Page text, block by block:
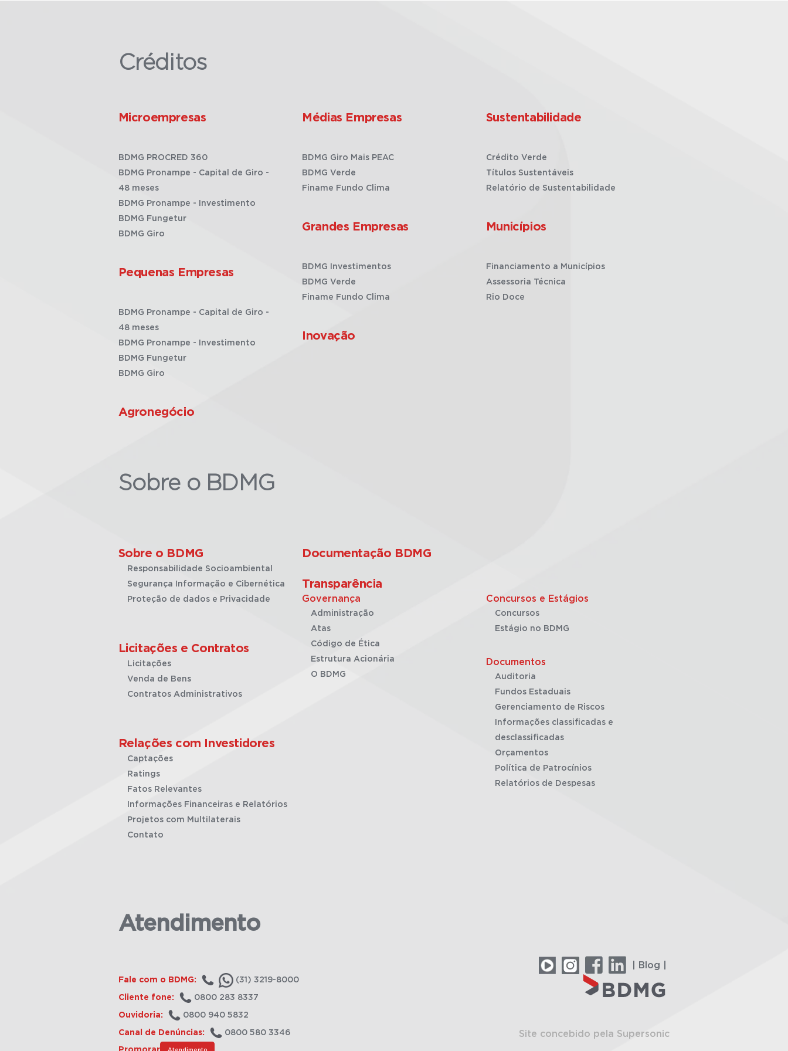
Créditos
Microempresas
BDMG PROCRED 360
BDMG Pronampe - Capital de Giro -
48 meses
BDMG Pronampe - Investimento
BDMG Fungetur
BDMG Giro
Pequenas Empresas
BDMG Pronampe - Capital de Giro -
48 meses
BDMG Pronampe - Investimento
BDMG Fungetur
BDMG Giro
Agronegócio
Médias Empresas
BDMG Giro Mais PEAC
BDMG Verde
Finame Fundo Clima
Grandes Empresas
BDMG Investimentos
BDMG Verde
Finame Fundo Clima
Inovação
Sustentabilidade
Crédito Verde
Títulos Sustentáveis
Relatório de Sustentabilidade
Municípios
Financiamento a Municípios
Assessoria Técnica
Rio Doce
Sobre o BDMG
Sobre o BDMG
Responsabilidade Socioambiental
Segurança Informação e Cibernética
Proteção de dados e Privacidade
Licitações e Contratos
Licitações
Venda de Bens
Contratos Administrativos
Relações com Investidores
Captações
Ratings
Fatos Relevantes
Informações Financeiras e Relatórios
Projetos com Multilaterais
Contato
Documentação BDMG
Transparência
Governança
Administração
Atas
Código de Ética
Estrutura Acionária
O BDMG
Concursos e Estágios
Concursos
Estágio no BDMG
Documentos
Auditoria
Fundos Estaduais
Gerenciamento de Riscos
Informações classificadas e
desclassificadas
Orçamentos
Política de Patrocínios
Relatórios de Despesas
Atendimento
Fale com o BDMG: (31) 3219-8000
Cliente fone: 0800 283 8337
Ouvidoria: 0800 940 5832
Canal de Denúncias: 0800 580 3346
Atendimento
| Blog |
Site concebido pela Supersonic